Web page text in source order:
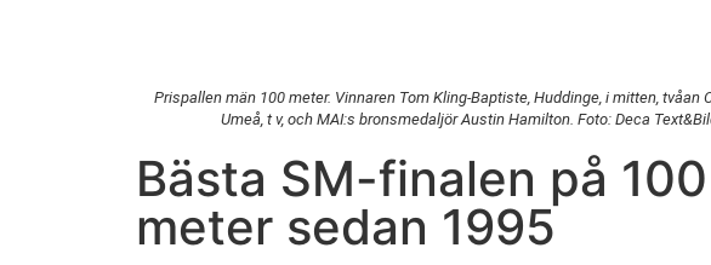
Prispallen män 100 meter. Vinnaren Tom Kling-Baptiste, Huddinge, i mitten, tvåan
Umeå, t v, och MAI:s bronsmedaljör Austin Hamilton. Foto: Deca
Bästa SM-finalen på 100
meter sedan 1995